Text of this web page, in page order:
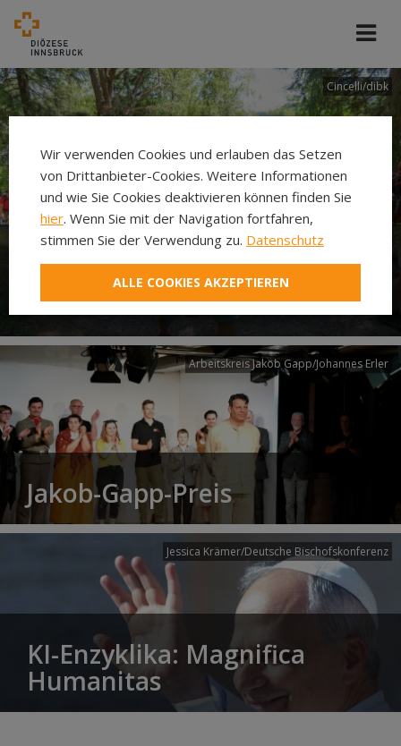
Cincelli/dibk
Neuer Pilgerweg Via
Laudato si’
Arbeitskreis Jakob Gapp/Johannes Erler
Jakob-Gapp-Preis
Jessica Krämer/Deutsche Bischofskonferenz
KI-Enzyklika: Magnifica
Humanitas
Wir verwenden Cookies und erlauben das Setzen
von Drittanbieter-Cookies. Weitere Informationen
und wie Sie Cookies deaktivieren können finden Sie
hier. Wenn Sie mit der Navigation fortfahren,
stimmen Sie der Verwendung zu. Datenschutz
ALLE COOKIES AKZEPTIEREN